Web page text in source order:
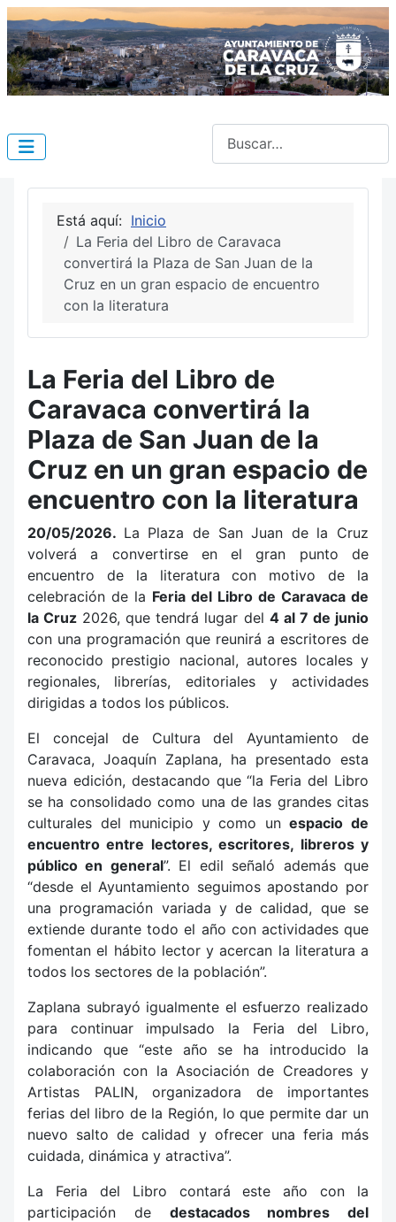
Está aquí: Inicio
La Feria del Libro de Caravaca
convertirá la Plaza de San Juan de la
Cruz en un gran espacio de encuentro
con la literatura
La Feria del Libro de
Caravaca convertirá la
Plaza de San Juan de la
Cruz en un gran espacio de
encuentro con la literatura
20/05/2026. La Plaza de San Juan de la Cruz
volverá a convertirse en el gran punto de
encuentro de la literatura con motivo de la
celebración de la Feria del Libro de Caravaca de
la Cruz 2026, que tendrá lugar del 4 al 7 de junio
con una programación que reunirá a escritores de
reconocido prestigio nacional, autores locales y
regionales, librerías, editoriales y actividades
dirigidas a todos los públicos.
El concejal de Cultura del Ayuntamiento de
Caravaca, Joaquín Zaplana, ha presentado esta
nueva edición, destacando que “la Feria del Libro
se ha consolidado como una de las grandes citas
culturales del municipio y como unespacio de
encuentro entre lectores, escritores, libreros y
público en general”. El edil señaló además que
“desde el Ayuntamiento seguimos apostando por
una programación variada y de calidad, que se
extiende durante todo el año con actividades que
fomentan el hábito lector y acercan la literatura a
todos los sectores de la población”.
Zaplana subrayó igualmente el esfuerzo realizado
para continuar impulsado la Feria del Libro,
indicando que “este año se ha introducido la
colaboración con la Asociación de Creadores y
Artistas PALIN, organizadora de importantes
ferias del libro de la Región, lo que permite dar un
nuevo salto de calidad y ofrecer una feria más
cuidada, dinámica y atractiva”.
La Feria del Libro contará este año con la
participación de destacados nombres del